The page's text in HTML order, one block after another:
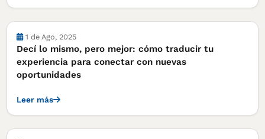
1 de Ago, 2025
Decí lo mismo, pero mejor: cómo traducir tu
experiencia para conectar con nuevas
oportunidades
Leer más